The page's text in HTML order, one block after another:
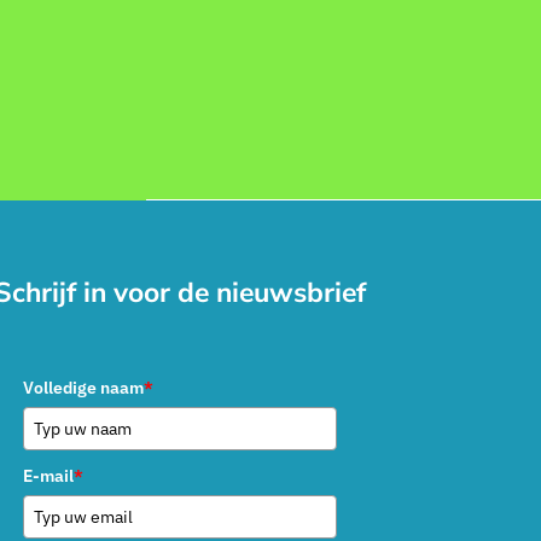
in voor de nieuwsbrief
Volledige naam*
E-mail*